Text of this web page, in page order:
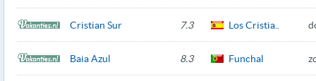
Cristian Sur 7.3 Los Cristia..
Baia Azul 8.3 Funchal